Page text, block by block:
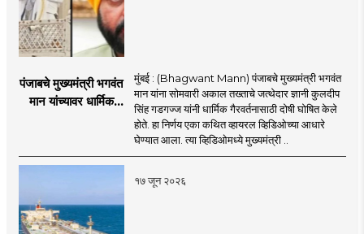
पंजाबचे मुख्यमंत्री भगवंत
मान यांच्यावर धार्मिक
खळबळ
मुंबई : (Bhagwant Mann) पंजाबचे मुख्यमंत्री भगवंत
मान यांना सोमवारी अकाल तख्ताचे जत्थेदार ज्ञानी कुलदीप
सिंह गडगज्ज यांनी धार्मिक गैरवर्तनासाठी दोषी घोषित केले
होते. हा निर्णय एका कथित व्हायरल व्हिडिओच्या आधारे
घेण्यात आला. त्या व्हिडिओमध्ये मुख्यमंत्री ..
१७ जून २०२६